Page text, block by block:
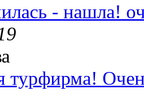
- нашла!
турфирма!